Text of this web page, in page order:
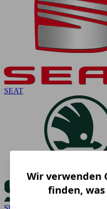
SEAT
Wir verwenden
finden, was